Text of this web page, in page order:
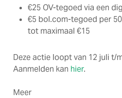
€25 OV-tegoed via een
€5 bol.com-tegoed per
tot maximaal €15
Deze actie loopt van 12 juli t/
Aanmelden kan hier.
Meer